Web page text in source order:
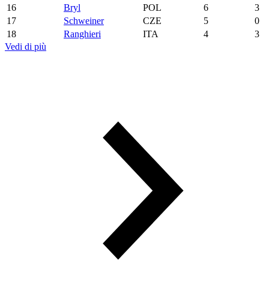
16
Bryl POL 6
3
17
Schweiner CZE 5
0
18
Ranghieri ITA 4
3
Vedi di più